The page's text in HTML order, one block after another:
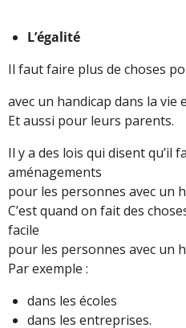
L’égalité
Il faut faire plus de choses
avec un handicap dans la vie
Et aussi pour leurs parents.
Il y a des lois qui disent qu’il
aménagements
pour les personnes avec un
C’est quand on fait des
facile
pour les personnes avec un
Par exemple :
dans les écoles
dans les entreprises.